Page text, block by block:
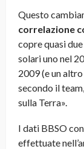
Questo
correlazione
copre quasi
solari uno nel
2009 (e un
secondo il
sulla Terra».
I dati BBSO
effettuate